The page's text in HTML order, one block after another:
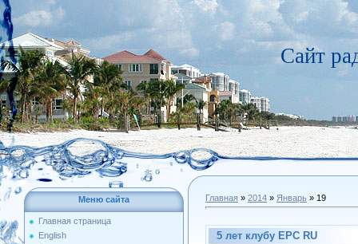
Сайт
Меню сайта
Главная страница
English
Главная » 2014 » Январь » 19
5 лет клубу EPC RU